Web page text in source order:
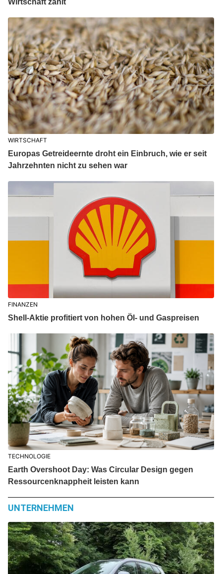
Wirtschaft zahlt
WIRTSCHAFT
Europas Getreideernte droht ein Einbruch, wie er seit
Jahrzehnten nicht zu sehen war
FINANZEN
Shell-Aktie profitiert von hohen Öl- und Gaspreisen
TECHNOLOGIE
Earth Overshoot Day: Was Circular Design gegen
Ressourcenknappheit leisten kann
UNTERNEHMEN